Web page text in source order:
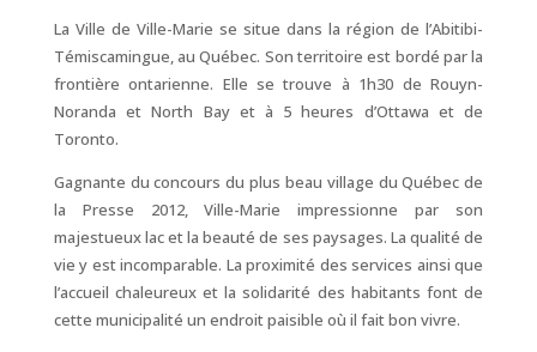
La Ville de Ville-Marie se situe dans la région de l’Abitibi-
Témiscamingue, au Québec. Son territoire est bordé par la
frontière ontarienne. Elle se trouve à 1h30 de Rouyn-
Noranda et North Bay et à 5 heures d’Ottawa et de
Toronto.
Gagnante du concours du plus beau village du Québec de
la Presse 2012, Ville-Marie impressionne par son
majestueux lac et la beauté de ses paysages. La qualité de
vie y est incomparable. La proximité des services ainsi que
l’accueil chaleureux et la solidarité des habitants font de
cette municipalité un endroit paisible où il fait bon vivre.